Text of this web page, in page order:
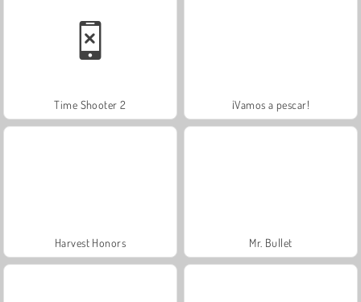
Time Shooter 2 ¡Vamos a pescar!
Harvest Honors Mr. Bullet